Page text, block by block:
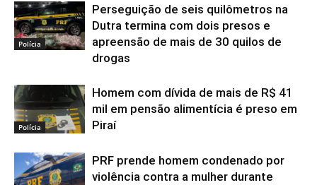
Polícia
Perseguição de seis quilômetros na
Dutra termina com dois presos e
apreensão de mais de 30 quilos de
drogas
Polícia
Homem com dívida de mais de R$ 41
mil em pensão alimentícia é preso em
Piraí
PRF prende homem condenado por
violência contra a mulher durante